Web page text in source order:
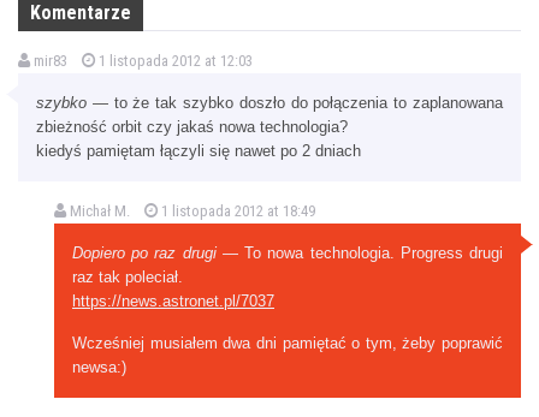
Komentarze
mir83 1 listopada 2012 at 12:03
szybko — to że tak szybko doszło do połączenia to zaplanowana
zbieżność orbit czy jakaś nowa technologia?
kiedyś pamiętam łączyli się nawet po 2 dniach
Michał M. 1 listopada 2012 at 18:49
Dopiero po raz drugi— To nowa technologia. Progress drugi
raz tak poleciał.
https://news.astronet.pl/7037
Wcześniej musiałem dwa dni pamiętać o tym, żeby poprawić
newsa:)